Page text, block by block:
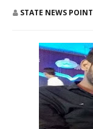
STATE NEWS POINT